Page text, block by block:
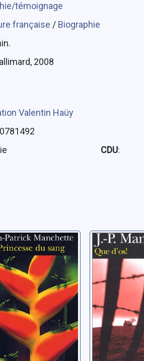
témoignage
française / Biographie
2008
Valentin Haüy
CDU:
du
Jean-
Que d'os
Manchette,
Patrick